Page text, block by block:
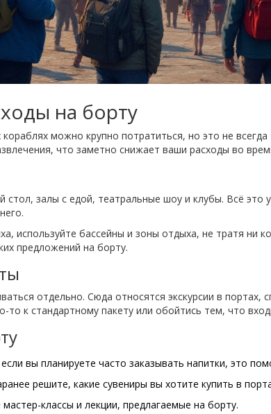
на борту
можно крупно потратиться, но это не всегда
что заметно снижает ваши расходы во
стол, залы с едой, театральные шоу и клубы. Всё
используйте бассейны и зоны отдыха, не тратя ни
предложений на борту.
отдельно. Сюда относятся экскурсии в портах,
то к стандартному пакету или обойтись тем, что
вы планируете часто заказывать напитки, это
решите, какие сувениры вы хотите купить в
классы и лекции, предлагаемые на борту.